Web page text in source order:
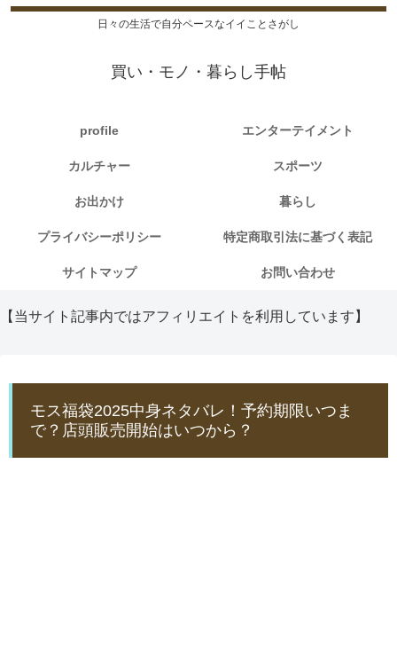
日々の生活で自分ペースなイイことさがし
買い・モノ・暮らし手帖
profile エンターテイメント
カルチャー スポーツ
お出かけ 暮らし
プライバシーポリシー 特定商取引法に基づく表記
サイトマップ お問い合わせ
【当サイト記事内ではアフィリエイトを利用しています】
モス福袋2025中身ネタバレ！予約期限いつま
で？店頭販売開始はいつから？